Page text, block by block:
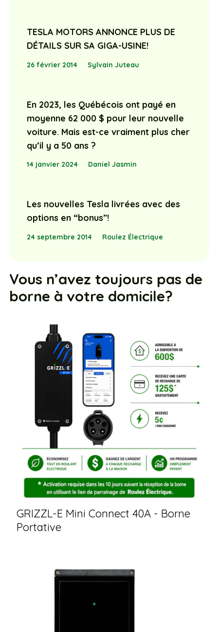
TESLA MOTORS ANNONCE PLUS DE
DÉTAILS SUR SA GIGA-USINE!
26 février 2014 Sylvain Juteau
En 2023, les Québécois ont payé en
moyenne 62 000 $ pour leur nouvelle
voiture. Mais est-ce vraiment plus cher
qu’il y a 50 ans ?
14 janvier 2024 Daniel Jasmin
Les nouvelles Tesla livrées avec des
options en “bonus”!
24 septembre 2014 Roulez Électrique
Vous n’avez toujours pas de
borne à votre domicile?
GRIZZL-E Mini Connect 40A - Borne
Portative